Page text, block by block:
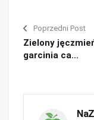
Poprzedni Post
Zielony
garcinia ca...